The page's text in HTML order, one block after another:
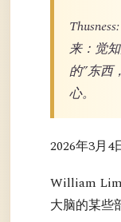
来：觉
的”东西
心。
2026年3月4
William
大脑的某些